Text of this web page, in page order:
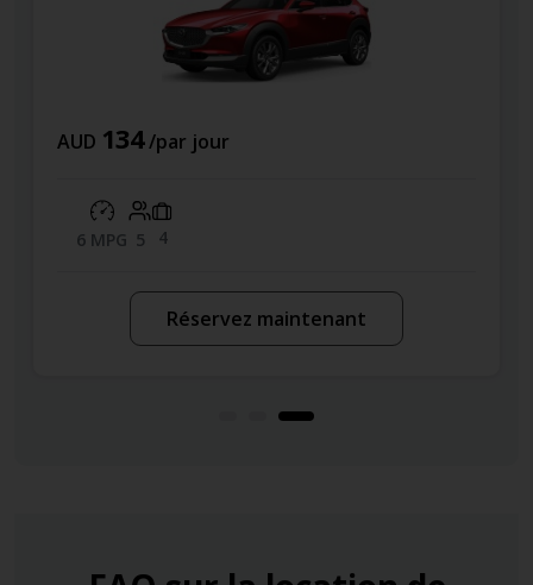
AUD134 /par jour
6 MPG 5
Réservez maintenant